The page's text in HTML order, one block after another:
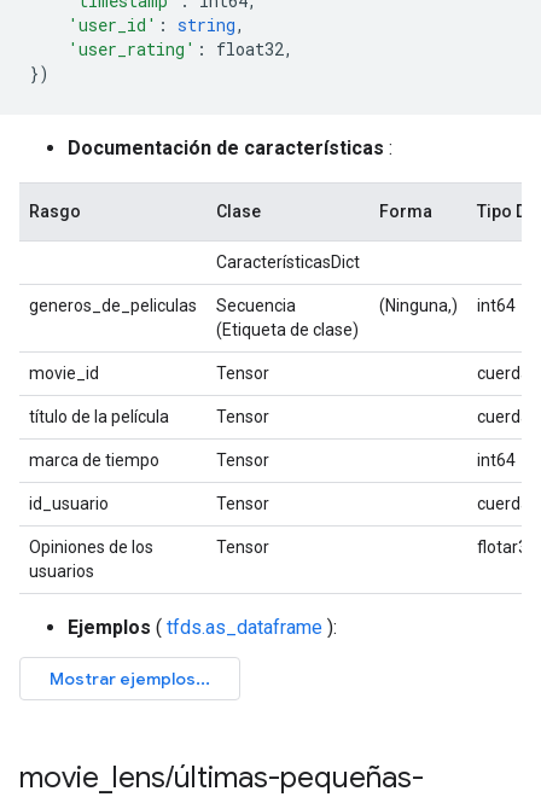
'user_id' : string,
'user_rating' : float32,
})
Documentación de características :
Rasgo Clase Forma Tipo D
CaracterísticasDict
generos_de_peliculas
Secuencia
(Etiqueta de clase)
(Ninguna,) int64
movie_id Tensor cuerda
título de la película Tensor cuerda
marca de tiempo Tensor int64
id_usuario Tensor cuerda
Opiniones de los
usuarios
Tensor flotar32
Ejemplos ( tfds.as_dataframe ):
movie lens/últimas-pequeñas-